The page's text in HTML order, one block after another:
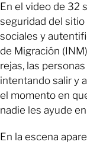
En el video de 32
seguridad del
sociales y
de Migración
rejas, las
intentando salir y
el momento en
nadie les ayude
En la escena